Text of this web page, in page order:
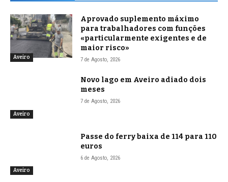
Aveiro
Aprovado suplemento máximo
para trabalhadores com funções
«particularmente exigentes e de
maior risco»
7 de Agosto, 2026
Aveiro
Novo lago em Aveiro adiado dois
meses
7 de Agosto, 2026
Aveiro
Passe do ferry baixa de 114 para 110
euros
6 de Agosto, 2026